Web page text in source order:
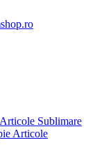
Articole Sublimare
Articole